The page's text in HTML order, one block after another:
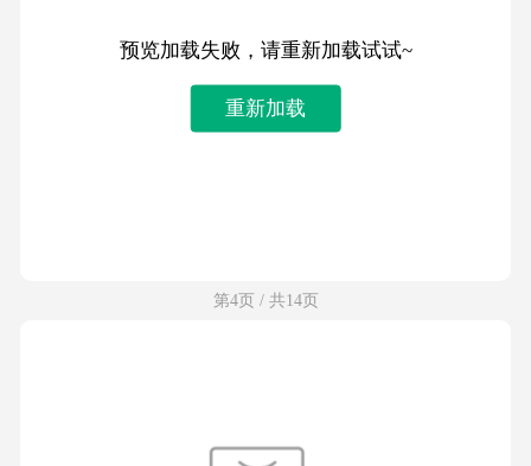
预览加载失败，请重新加载试试~
重新加载
第4页 / 共14页